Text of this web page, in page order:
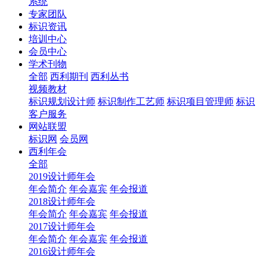
专家团队
标识资讯
培训中心
会员中心
学术刊物
全部 西利期刊 西利丛书
视频教材
标识规划设计师 标识制作工艺师 标识项目管理师 标识
客户服务
网站联盟
标识网 会员网
西利年会
全部
2019设计师年会
年会简介 年会嘉宾 年会报道
2018设计师年会
年会简介 年会嘉宾 年会报道
2017设计师年会
年会简介 年会嘉宾 年会报道
2016设计师年会